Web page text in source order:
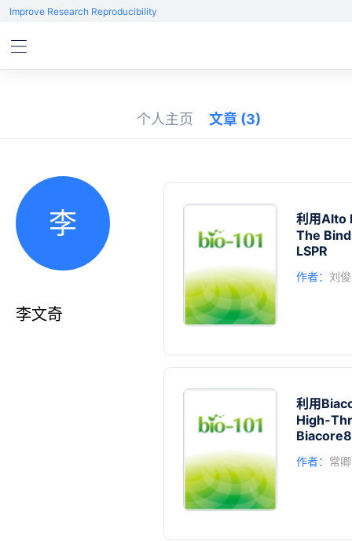
Improve Research Reproducibility
个人主页 文章 (3)
李
李文奇
利用Alto
The
LSPR
作者： 刘
利用
High-
作者： 常卿